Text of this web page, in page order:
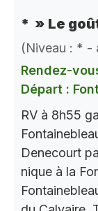
* » Le
(Niveau : * -
Rendez-
Départ :
RV à 8h55
Denecourt
nique à la